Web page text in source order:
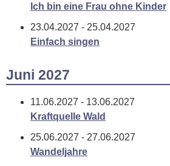
Ich bin eine Frau ohne Kinder
23.04.2027 - 25.04.2027
Einfach singen
Juni 2027
11.06.2027 - 13.06.2027
Kraftquelle Wald
25.06.2027 - 27.06.2027
Wandeljahre